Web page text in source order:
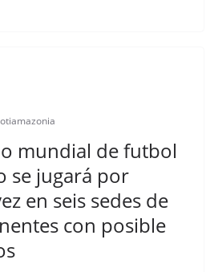
mundial de futbol
se jugará por
en seis sedes de
con posible